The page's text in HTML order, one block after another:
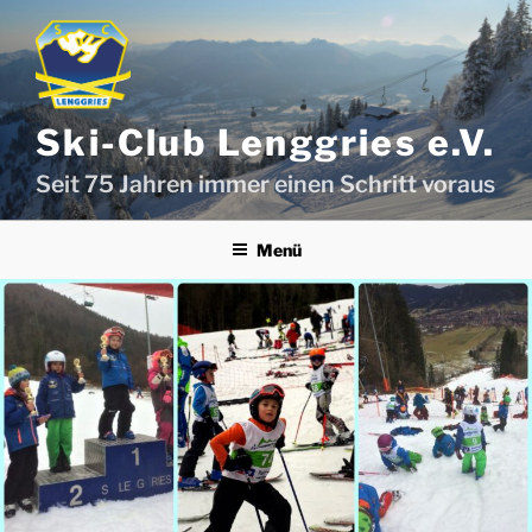
Inhalt
springen
Ski-Club Lenggries e.V.
Seit 75 Jahren immer einen Schritt voraus
Menü